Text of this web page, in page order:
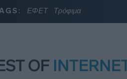
ΕΦΕΤ Τρόφιμα
OF